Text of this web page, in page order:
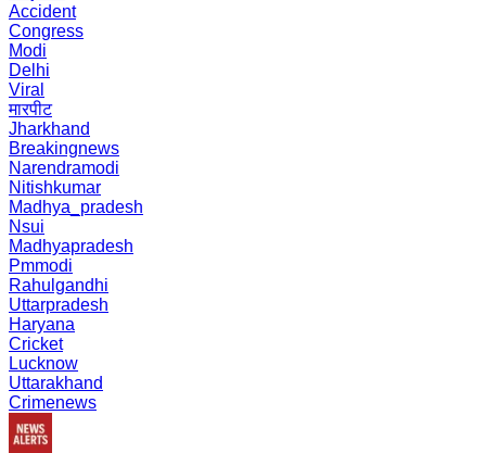
Accident
Congress
Modi
Delhi
Viral
मारपीट
Jharkhand
Breakingnews
Narendramodi
Nitishkumar
Madhya_pradesh
Nsui
Madhyapradesh
Pmmodi
Rahulgandhi
Uttarpradesh
Haryana
Cricket
Lucknow
Uttarakhand
Crimenews